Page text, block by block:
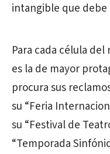
intangible que
Para cada célula
es la de mayor
procura sus
su “Feria
su “Festival de
“Temporada